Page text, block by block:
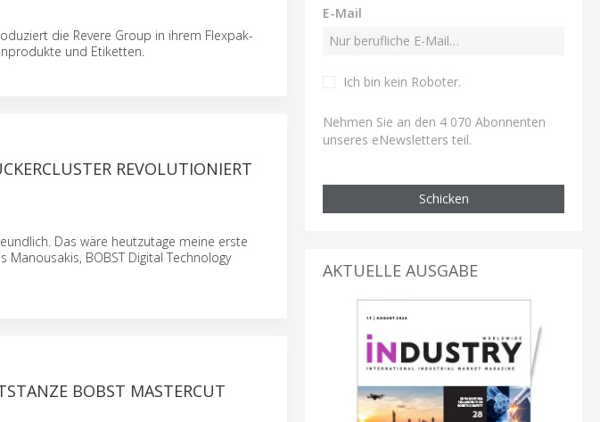
die Revere Group in ihrem Flexpak-
und Etiketten.
REVOLUTIONIERT
Das wäre heutzutage meine erste
BOBST Digital Technology
BOBST MASTERCUT
E-Mail
Ich bin kein Roboter.
Nehmen Sie an den 4 070 Abonnenten
unseres eNewsletters teil.
Schicken
AKTUELLE AUSGABE